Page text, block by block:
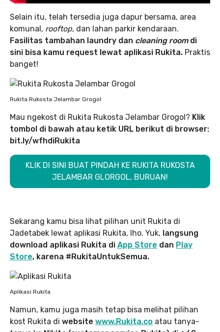
Selain itu, telah tersedia juga dapur bersama, area
komunal, rooftop, dan lahan parkir kendaraan.
Fasilitas tambahan laundry dan cleaning roomdi
sini bisa kamu request lewat aplikasi Rukita. Praktis
banget!
Rukita Rukosta Jelambar Grogol
Mau ngekost di Rukita Rukosta Jelambar Grogol? Klik
tombol di bawah atau ketik URL berikut di browser:
bit.ly/wfhdiRukita
KLIK DI SINI BUAT PINDAH KE RUKITA RUKOSTA
JELAMBAR GLORGOL, BURUAN!
Sekarang kamu bisa lihat pilihan unit Rukita di
Jadetabek lewat aplikasi Rukita, lho. Yuk, langsung
download aplikasi Rukita di App Store dan Play
Store, karena #RukitaUntukSemua.
Aplikasi Rukita
Namun, kamu juga masih tetap bisa melihat pilihan
kost Rukita di website www.Rukita.co atau tanya-